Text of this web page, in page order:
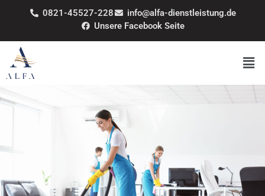
0821-45527-228
info@alfa-dienstleistung.de
Unsere Facebook Seite